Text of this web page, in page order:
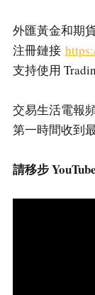
外匯黃金和期
注冊鏈接
支持使用
交易生活電報
第一時間收到
請移步